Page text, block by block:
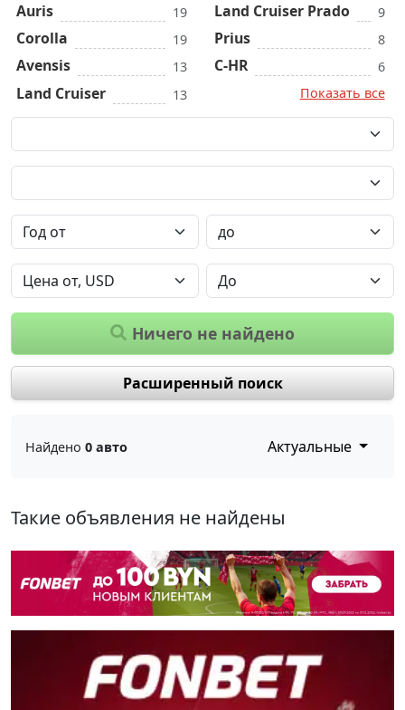
Auris 19
Corolla 19
Avensis 13
Land Cruiser 13
Land Cruiser Prado 9
Prius 8
C-HR
6
Показать все
Ничего не найдено
Расширенный поиск
Найдено 0 авто Актуальные
Такие объявления не найдены